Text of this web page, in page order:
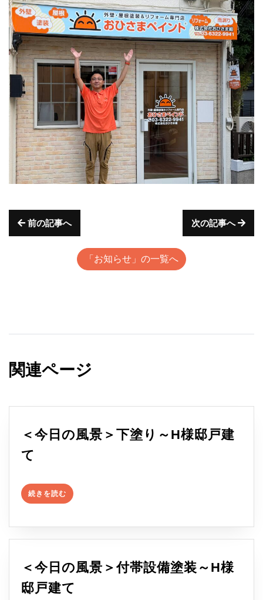
前の記事へ 次の記事へ
「お知らせ」の一覧へ
関連ページ
＜今日の風景＞下塗り～H様邸戸建
て
日
風
景
＞
続きを読む 続
き
＜今日の風景＞付帯設備塗装～H様
邸戸建て